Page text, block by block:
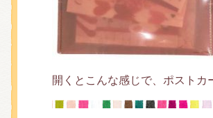
開くとこんな感じで、ポスト